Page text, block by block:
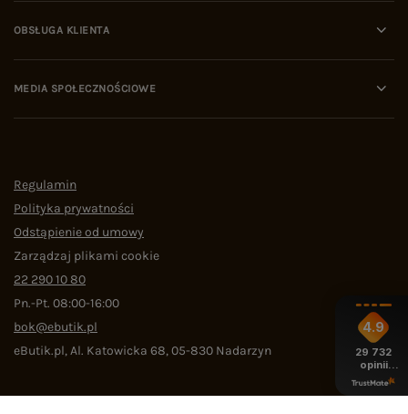
OBSŁUGA KLIENTA
MEDIA SPOŁECZNOŚCIOWE
Regulamin
Polityka prywatności
Odstąpienie od umowy
Zarządzaj plikami cookie
22 290 10 80
Pn.-Pt. 08:00-16:00
bok@ebutik.pl
eButik.pl,Al. Katowicka 68,05-830 Nadarzyn
4.9
29 732
opinii
z całego